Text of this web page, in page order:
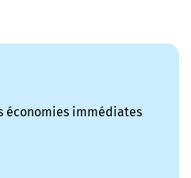
économies immédiates